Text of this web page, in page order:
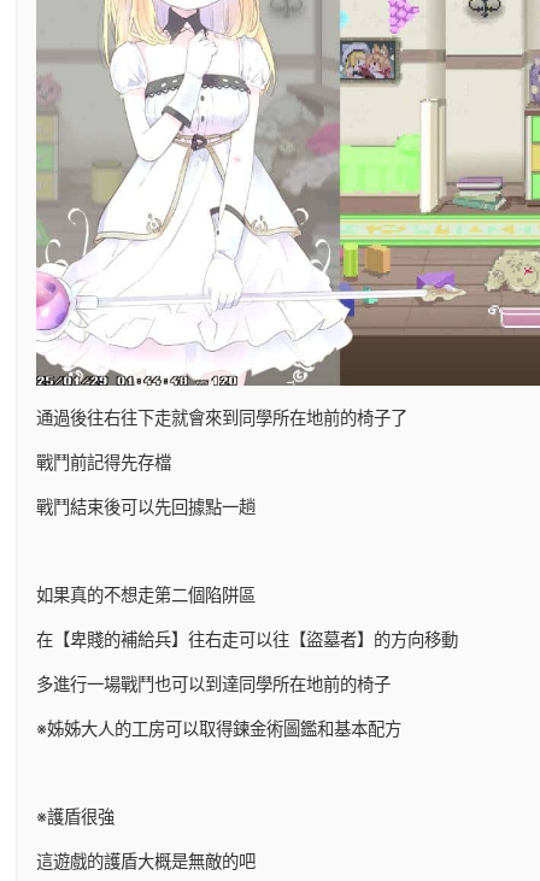
通過後往右往下走就會來到同學所在地前的椅子了
戰鬥前記得先存檔
戰鬥結束後可以先回據點一趟
如果真的不想走第二個陷阱區
在【卑賤的補給兵】往右走可以往【盜墓者】的方向移動
多進行一場戰鬥也可以到達同學所在地前的椅子
※姊姊大人的工房可以取得鍊金術圖鑑和基本配方
※護盾很強
這遊戲的護盾大概是無敵的吧